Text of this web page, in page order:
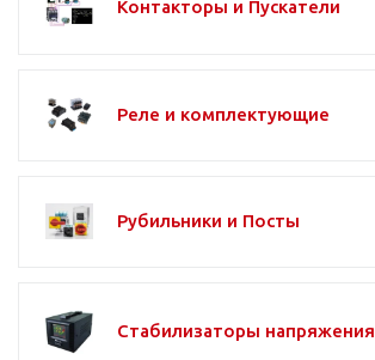
Контакторы и Пускатели
Реле и комплектующие
Рубильники и Посты
Стабилизаторы напряжения